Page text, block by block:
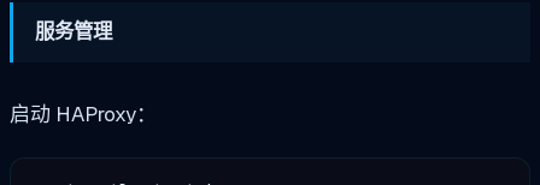
服务管理
启动 HAProxy：